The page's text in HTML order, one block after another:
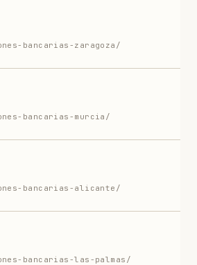
bancarias-zaragoza/
bancarias-murcia/
bancarias-alicante/
bancarias-las-palmas/